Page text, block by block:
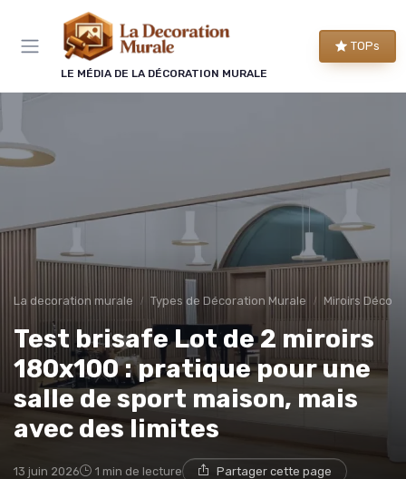
LE MÉDIA DE LA DÉCORATION MURALE
TOPs
La decoration murale Types de Décoration Murale Miroirs
Test brisafe Lot de 2 miroirs
180x100 : pratique pour une
salle de sport maison, mais
avec des limites
13 juin 2026 1 min de lecture Partager cette page
Panneau de gestion des cookies